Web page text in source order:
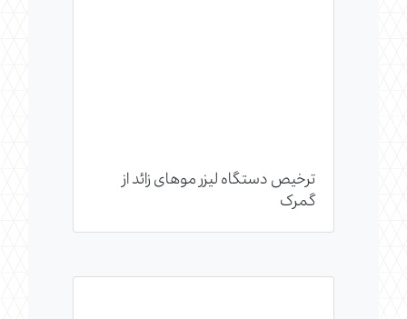
ترخیص دستگاه لیزر موهای زائد از
گمرک